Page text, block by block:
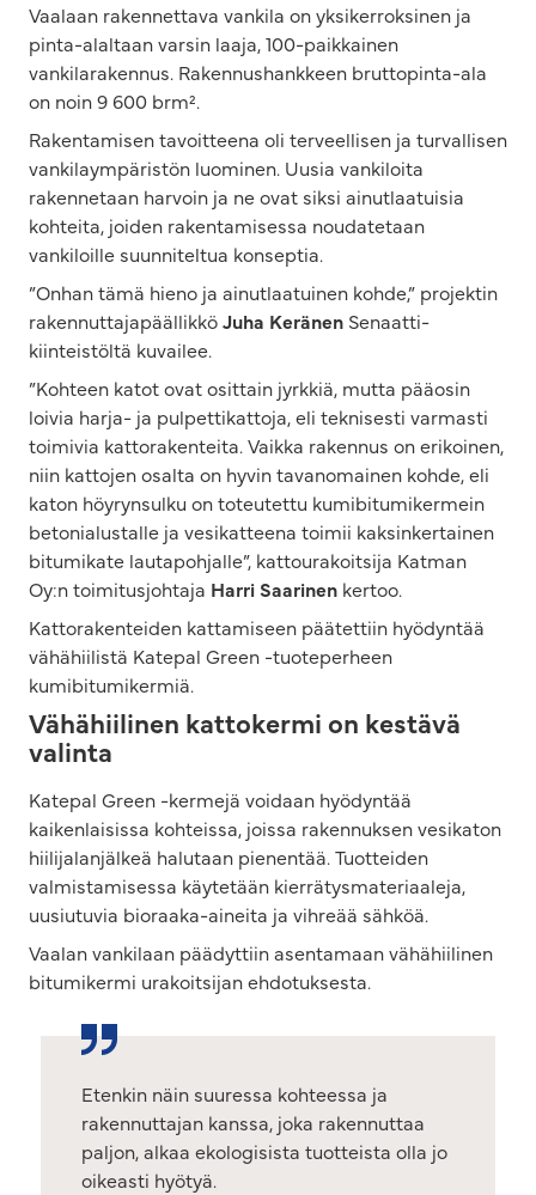
Vaalaan rakennettava vankila on yksikerroksinen ja
pinta-alaltaan varsin laaja, 100-paikkainen
vankilarakennus. Rakennushankkeen bruttopinta-ala
on noin 9 600 brm².
Rakentamisen tavoitteena oli terveellisen ja turvallisen
vankilaympäristön luominen. Uusia vankiloita
rakennetaan harvoin ja ne ovat siksi ainutlaatuisia
kohteita, joiden rakentamisessa noudatetaan
vankiloille suunniteltua konseptia.
”Onhan tämä hieno ja ainutlaatuinen kohde,” projektin
rakennuttajapäällikköJuha Keränen Senaatti-
kiinteistöltä kuvailee.
”Kohteen katot ovat osittain jyrkkiä, mutta pääosin
loivia harja- ja pulpettikattoja, eli teknisesti varmasti
toimivia kattorakenteita. Vaikka rakennus on erikoinen,
niin kattojen osalta on hyvin tavanomainen kohde, eli
katon höyrynsulku on toteutettu kumibitumikermein
betonialustalle ja vesikatteena toimii kaksinkertainen
bitumikate lautapohjalle”, kattourakoitsija Katman
Oy:n toimitusjohtaja Harri Saarinen kertoo.
Kattorakenteiden kattamiseen päätettiin hyödyntää
vähähiilistä Katepal Green -tuoteperheen
kumibitumikermiä.
Vähähiilinen kattokermi on kestävä
valinta
Katepal Green -kermejä voidaan hyödyntää
kaikenlaisissa kohteissa, joissa rakennuksen vesikaton
hiilijalanjälkeä halutaan pienentää. Tuotteiden
valmistamisessa käytetään kierrätysmateriaaleja,
uusiutuvia bioraaka-aineita ja vihreää sähköä.
Vaalan vankilaan päädyttiin asentamaan vähähiilinen
bitumikermi urakoitsijan ehdotuksesta.
Etenkin näin suuressa kohteessa ja
rakennuttajan kanssa, joka rakennuttaa
paljon, alkaa ekologisista tuotteista olla jo
oikeasti hyötyä.